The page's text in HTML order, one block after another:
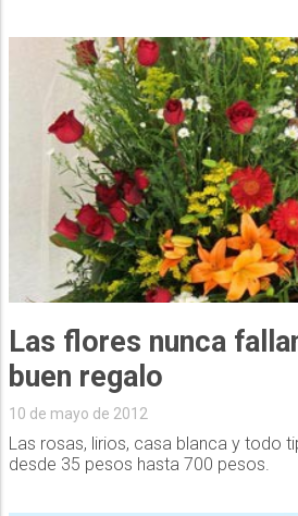
Las flores nunca
buen regalo
10 de mayo de 2012
Las rosas, lirios, casa blanca y todo
desde 35 pesos hasta 700 pesos.